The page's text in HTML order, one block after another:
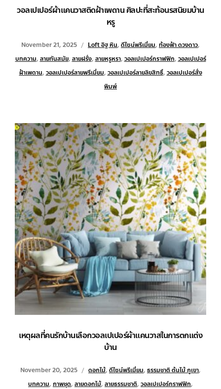
วอลเปเปอร์ผ้าแคนวาสติดฝ้าเพดาน ศิลปะที่สะท้อนรสนิยมบ้าน
หรู
November 21, 2025 Loft อิฐ หิน, ดีไซน์พรีเมี่ยม, ท้องฟ้า ดวงดาว,
บทความ, ลายทันสมัย, ลายฝรั่ง, ลายหรูหรา, วอลเปเปอร์กราฟฟิก, วอลเปเปอร์
ฝ้าเพดาน, วอลเปเปอร์ลายพรีเมี่ยม, วอลเปเปอร์ลายลิขสิทธิ์, วอลเปเปอร์สั่ง
พิมพ์
เหตุผลที่คนรักบ้านเลือกวอลเปเปอร์ผ้าแคนวาสในการตกแต่ง
บ้าน
November 20, 2025 ดอกไม้, ดีไซน์พรีเมี่ยม, ธรรมชาติ ต้นไม้ ภูเขา,
บทความ, ภาพชุด, ลายดอกไม้, ลายธรรมชาติ, วอลเปเปอร์กราฟฟิก,